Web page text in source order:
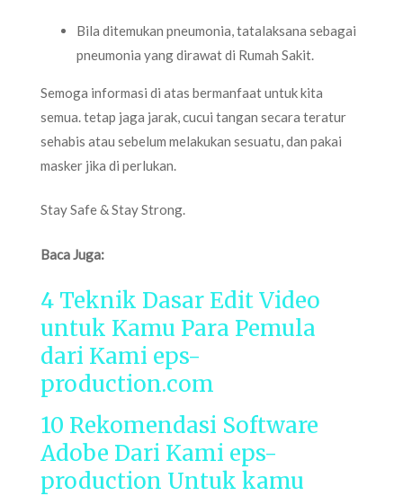
Bila ditemukan pneumonia, tatalaksana sebagai
pneumonia yang dirawat di Rumah Sakit.
Semoga informasi di atas bermanfaat untuk kita
semua. tetap jaga jarak, cucui tangan secara teratur
sehabis atau sebelum melakukan sesuatu, dan pakai
masker jika di perlukan.
Stay Safe & Stay Strong.
Baca Juga:
4 Teknik Dasar Edit Video
untuk Kamu Para Pemula
dari Kami eps-
production.com
10 Rekomendasi Software
Adobe Dari Kami eps-
production Untuk kamu